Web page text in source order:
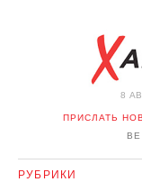
8
ПРИСЛАТЬ
BE
РУБРИКИ